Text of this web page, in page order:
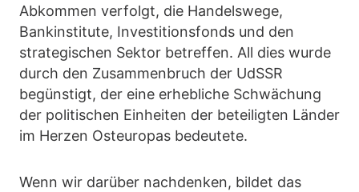
Abkommen verfolgt, die Handelswege,
Bankinstitute, Investitionsfonds und den
strategischen Sektor betreffen. All dies wurde
durch den Zusammenbruch der UdSSR
begünstigt, der eine erhebliche Schwächung
der politischen Einheiten der beteiligten Länder
im Herzen Osteuropas bedeutete.
Wenn wir darüber nachdenken, bildet das